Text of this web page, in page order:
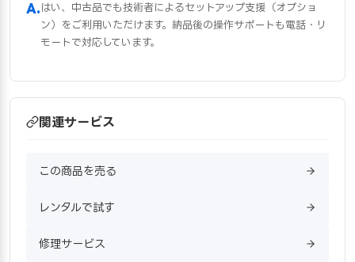
はい、中古品でも技術者によるセットアップ支援（オプショ
ン）をご利用いただけます。納品後の操作サポートも電話・リ
モートで対応しています。
関連サービス
この商品を売る
レンタルで試す
修理サービス